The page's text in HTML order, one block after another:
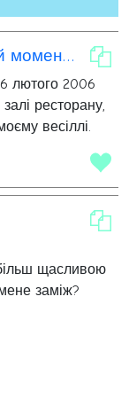
Злопам'ятність в найважливіший момент весілля
лютого 2006
ресторану,
весіллі.
щасливою
заміж?